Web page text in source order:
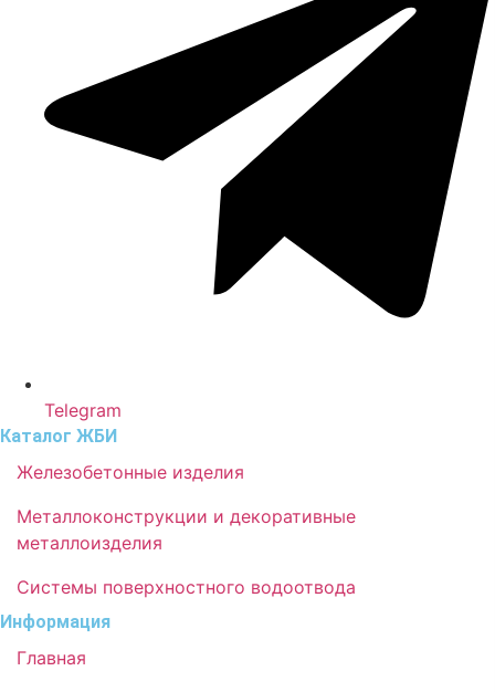
Telegram
Каталог ЖБИ
Железобетонные изделия
Металлоконструкции и декоративные
металлоизделия
Системы поверхностного водоотвода
Информация
Главная